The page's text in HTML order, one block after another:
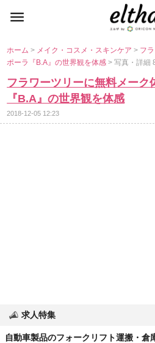
ホーム> メイク・コスメ・スキンケア> フ
ポーラ『B.A』の世界観を体感> 写真・詳細
フラワーツリーに無料メー
『B.A』の世界観を体感
2018-12-05 12:23
求人特集
自動車製品のフォークリフト運搬・